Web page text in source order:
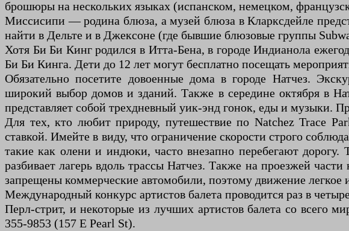
брошюры на нескольких языках (испанском, немецком,
Миссисипи — родина блюза, а музей блюза в Кларксдейле
найти в Дельте и в Джексоне (где бывшие блюзовые группы
Хотя Би Би Кинг родился в Итта-Бена, в городе Индианола
Би Би Кинга. Дети до 12 лет могут бесплатно посещать
Обязательно посетите довоенные дома в городе Натчез.
широкий выбор домов и зданий. Также в середине октября в
представляет собой трехдневный уик-энд гонок, еды и музыки.
Для тех, кто любит природу, путешествие по Natchez Trace
ставкой. Имейте в виду, что ограничение скорости строго
такие как олени и индюки, часто внезапно перебегают
разбивает лагерь вдоль трассы Натчез. Также на проезжей
запрещены коммерческие автомобили, поэтому движение легкое
Международный конкурс артистов балета проводится раз в
Перл-стрит, и некоторые из лучших артистов балета со всего
355-9853 (157 E Pearl St).